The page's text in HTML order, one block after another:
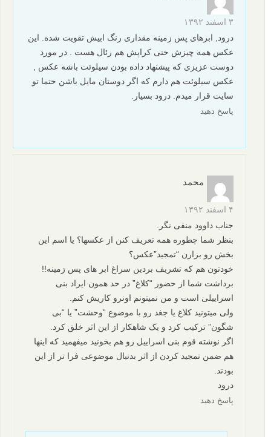
۳ اسفند ۱۳۹۲
درود, ابرهای پس زمینه مقداری رنگ ابیش تقویت شده. این
عکس همه چیزش حتی کراپش هم رئال هست . در مورد
دوست عزیزی که پیشنهاد داده بودن سیلوئت باشه عکس ,
عکس سیلوئت هم دارم که اگر دوستان مایل باشن حتما تو
سایت قرار میدم. درود بسیار.
پاسخ دهید
محمد
۴ اسفند ۱۳۹۲
جناب داوود منفی نگر.
بنظر شما چطوره همه تعریف کنن از عکسها؟ یا اسم این
بخش رو بزارن “تمجید”عکس؟
خودتون هم که تشریف بردین سراغ ابر های پس زمینه!!
برداشت شما از حضور “کلاغ” در حد همون ایراد بنی
اسراییلی است و من نمیتونم اونرو کاریش کنم.
ولی میتونید کلاغ یا جغد رو با موضوع “وحشت” یا “بی
شگون” ترکیب کرد و یک شاهکار از این اثر خلق کرد.
اگر نوشته قوم بنی اسراییل رو هم بخونید میفهمید که اینها
هم ضمن تمجید کردن از اثر بدنبال موضوعی فرا تر از این
بودند.
درود
پاسخ دهید